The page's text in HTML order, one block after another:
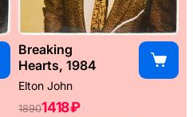
Breaking
Hearts, 1984
Elton John
18901418 ₽